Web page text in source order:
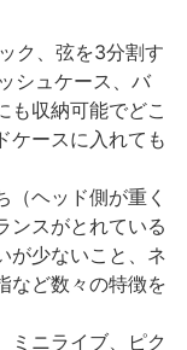
ク、弦を3分割す
シュケース、バ
も収納可能でどこ
ケースに入れても
（ヘッド側が重く
ンスがとれている
が少ないこと、ネ
など数々の特徴を
ミニライブ、ピク